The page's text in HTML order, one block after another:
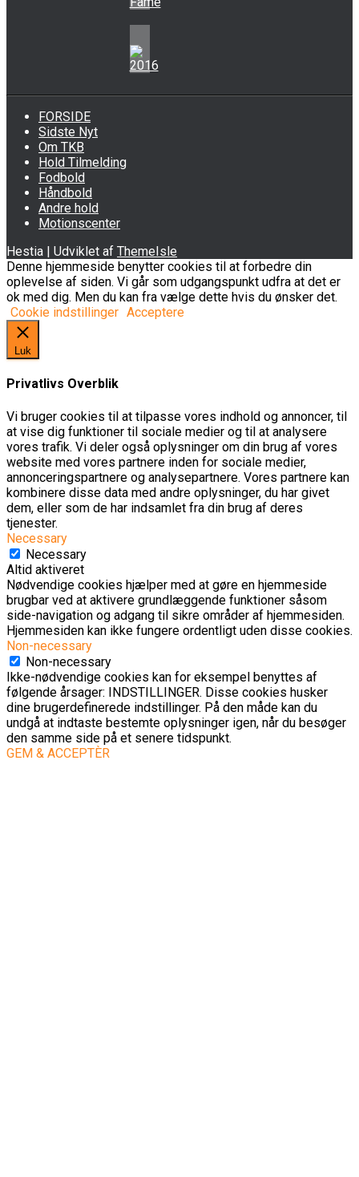
FORSIDE
Sidste Nyt
Om TKB
Hold Tilmelding
Fodbold
Håndbold
Andre hold
Motionscenter
Hestia | Udviklet af ThemeIsle
Denne hjemmeside benytter cookies til at forbedre din
oplevelse af siden. Vi går som udgangspunkt udfra at det er
ok med dig. Men du kan fra vælge dette hvis du ønsker det.
Cookie indstillinger Acceptere
Luk
Privatlivs Overblik
Vi bruger cookies til at tilpasse vores indhold og annoncer, til
at vise dig funktioner til sociale medier og til at analysere
vores trafik. Vi deler også oplysninger om din brug af vores
website med vores partnere inden for sociale medier,
annonceringspartnere og analysepartnere. Vores partnere kan
kombinere disse data med andre oplysninger, du har givet
dem, eller som de har indsamlet fra din brug af deres
tjenester.
Necessary
Necessary
Altid aktiveret
Nødvendige cookies hjælper med at gøre en hjemmeside
brugbar ved at aktivere grundlæggende funktioner såsom
side-navigation og adgang til sikre områder af hjemmesiden.
Hjemmesiden kan ikke fungere ordentligt uden disse cookies.
Non-necessary
Non-necessary
Ikke-nødvendige cookies kan for eksempel benyttes af
følgende årsager: INDSTILLINGER. Disse cookies husker
dine brugerdefinerede indstillinger. På den måde kan du
undgå at indtaste bestemte oplysninger igen, når du besøger
den samme side på et senere tidspunkt.
GEM & ACCEPTÈR